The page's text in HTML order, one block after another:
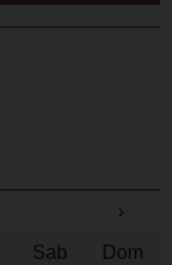
›
Sab Dom